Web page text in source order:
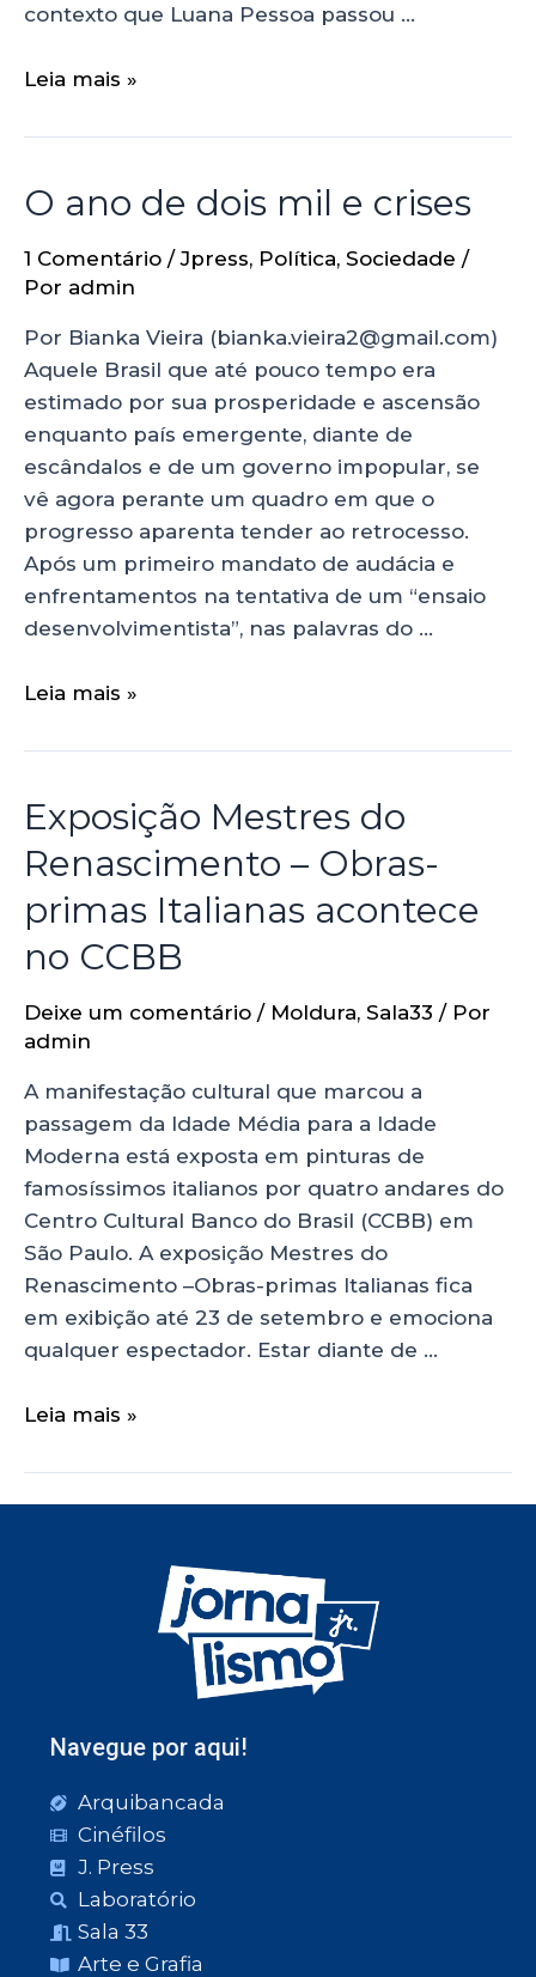
contexto que Luana Pessoa passou …
Leia mais »
O ano de dois mil e crises
1 Comentário /Jpress, Política, Sociedade /
Por admin
Por Bianka Vieira (bianka.vieira2@gmail.com)
Aquele Brasil que até pouco tempo era
estimado por sua prosperidade e ascensão
enquanto país emergente, diante de
escândalos e de um governo impopular, se
vê agora perante um quadro em que o
progresso aparenta tender ao retrocesso.
Após um primeiro mandato de audácia e
enfrentamentos na tentativa de um “ensaio
desenvolvimentista”, nas palavras do …
Leia mais »
Exposição Mestres do
Renascimento – Obras-
primas Italianas acontece
no CCBB
Deixe um comentário / Moldura, Sala33 / Por
admin
A manifestação cultural que marcou a
passagem da Idade Média para a Idade
Moderna está exposta em pinturas de
famosíssimos italianos por quatro andares do
Centro Cultural Banco do Brasil (CCBB) em
São Paulo. A exposição Mestres do
Renascimento –Obras-primas Italianas fica
em exibição até 23 de setembro e emociona
qualquer espectador. Estar diante de …
Leia mais »
Navegue por aqui!
Arquibancada
Cinéfilos
J. Press
Laboratório
Sala 33
Arte e Grafia